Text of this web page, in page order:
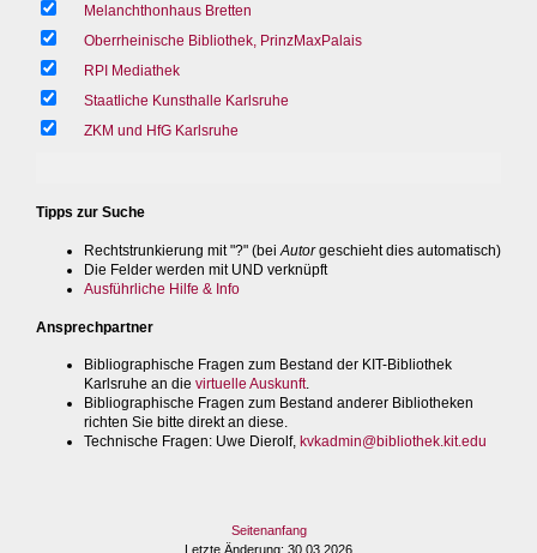
Melanchthonhaus Bretten
Oberrheinische Bibliothek, PrinzMaxPalais
RPI Mediathek
Staatliche Kunsthalle Karlsruhe
ZKM und HfG Karlsruhe
Tipps zur Suche
Rechtstrunkierung mit "?" (bei Autorgeschieht dies automatisch)
Die Felder werden mit UND verknüpft
Ausführliche Hilfe & Info
Ansprechpartner
Bibliographische Fragen zum Bestand der KIT-Bibliothek
Karlsruhe an die virtuelle Auskunft.
Bibliographische Fragen zum Bestand anderer Bibliotheken
richten Sie bitte direkt an diese.
Technische Fragen: Uwe Dierolf, kvkadmin@bibliothek.kit.edu
Seitenanfang
Letzte Änderung: 30.03.2026